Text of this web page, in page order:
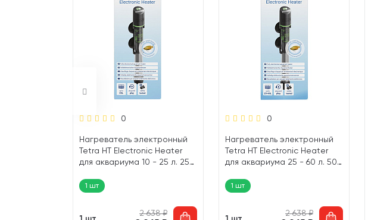
0
Нагреватель электронный
Tetra HT Electronic Heater
для аквариума 10 - 25 л. 25
1 шт
2 638₽
0
Нагреватель электронный
Tetra HT Electronic Heater
для аквариума 25 - 60 л. 50
1 шт
2 638₽